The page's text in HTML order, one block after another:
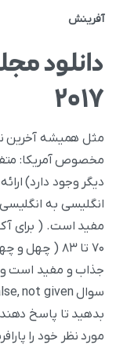
آفرینش
دانلود
۲۰۱۷
مثل همیشه آخرین
مخصوص آمریکا:
دیگر وجود دارد)
انگلیسی به
مفید است. ( برای
۷۰ تا ۸۳ (
بدهید تا پاسخ
مورد نظر خود را